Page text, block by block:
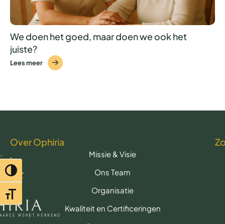
Toggle hoog contrast
Toggle lettertypegrootte
We doen het goed, maar doen we ook het
juiste?
Lees meer
Over Ophiria
Missie & Visie
Ons Team
Organisatie
Kwaliteit en Certificeringen